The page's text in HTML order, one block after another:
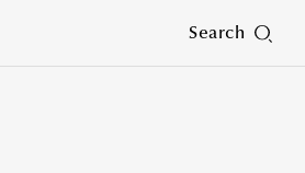
Search